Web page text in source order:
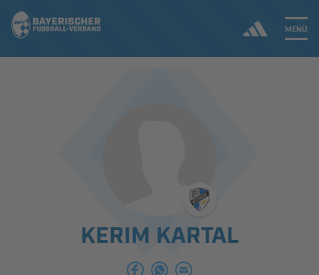
MENÜ
SPIELBETRIEB & VERBANDSLEBEN
AUSBILDUNG & FÖRDERUNG
KERIM KARTAL